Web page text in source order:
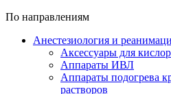
По направлениям
Анестезиология и
Аксессуары для
Аппараты ИВЛ
Аппараты подогрева
растворов